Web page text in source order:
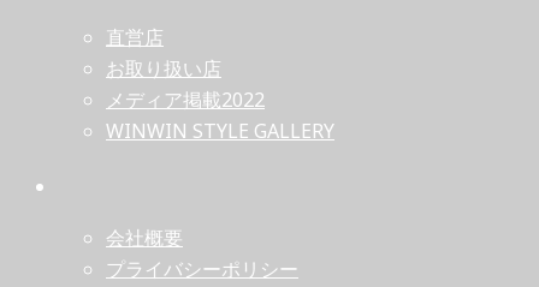
直営店
お取り扱い店
メディア掲載2022
WINWIN STYLE GALLERY
会社概要
プライバシーポリシー